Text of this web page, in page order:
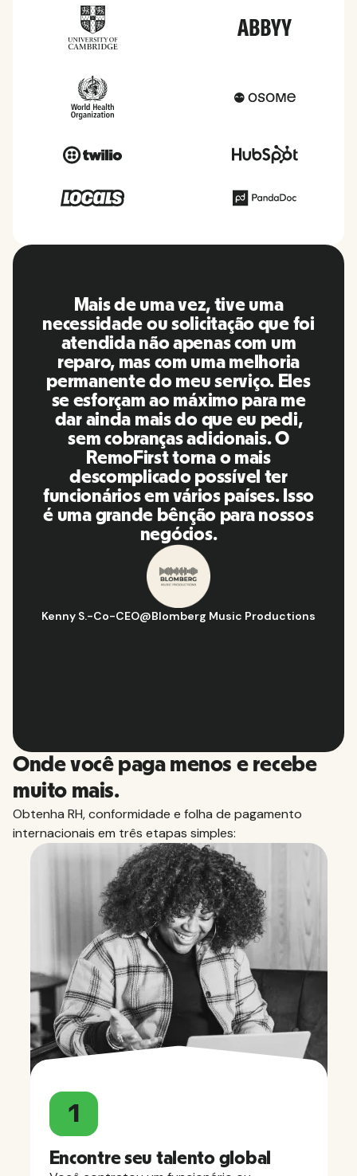
O RemoFirst é uma plataforma
incrível, tudo é extremamente
amigável e fácil de usar em
comparação com outras
ferramentas que usei no passado.
A Inna e a equipe foram pontuais e
responderam às minhas perguntas
de maneira mais do que oportuna,
além de facilitar muito a nossa
vida! Ótimas pessoas e
plataforma, eu a recomendo para
minha rede de contatos.
Hugo D.
-
Gerente de estratégia e operações de negócios@
Onde você paga menos e recebe
muito mais.
Obtenha RH, conformidade e folha de pagamento
internacionais em três etapas simples:
1
Encontre seu talento global